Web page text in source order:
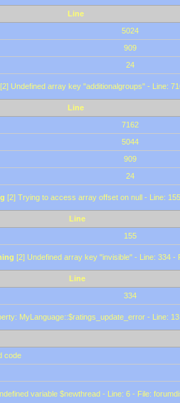
Line
5024
909
24
[2] Undefined array key "additionalgroups" - Line:
Line
7162
5044
909
24
[2] Trying to access array offset on null - Line:
Line
155
[2] Undefined array key "invisible" - Line: 334 -
Line
334
MyLanguage::$ratings_update_error - Line:
code
variable $newthread - Line: 6 - File: